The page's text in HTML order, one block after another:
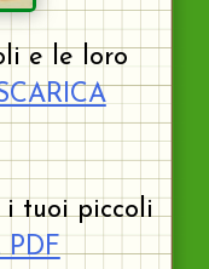
e le loro
tuoi piccoli
PDF